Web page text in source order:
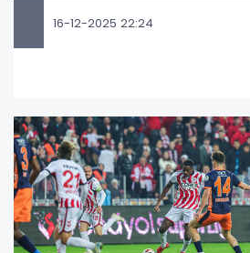
16-12-2025 22:24